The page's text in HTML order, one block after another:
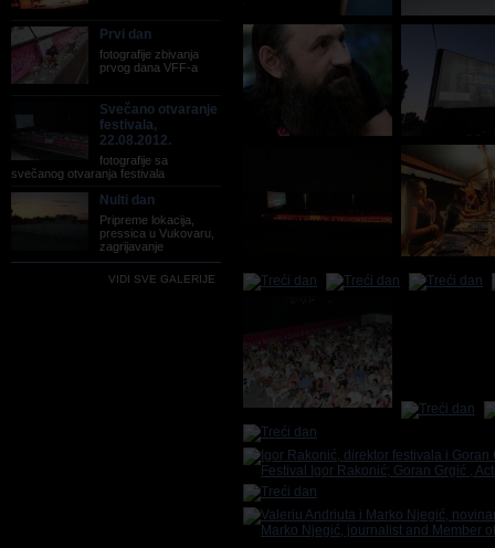
Prvi dan
fotografije zbivanja
prvog dana VFF-a
Svečano otvaranje
festivala,
22.08.2012.
fotografije sa
svečanog otvaranja festivala
Nulti dan
Pripreme lokacija,
pressica u Vukovaru,
zagrijavanje
VIDI SVE GALERIJE